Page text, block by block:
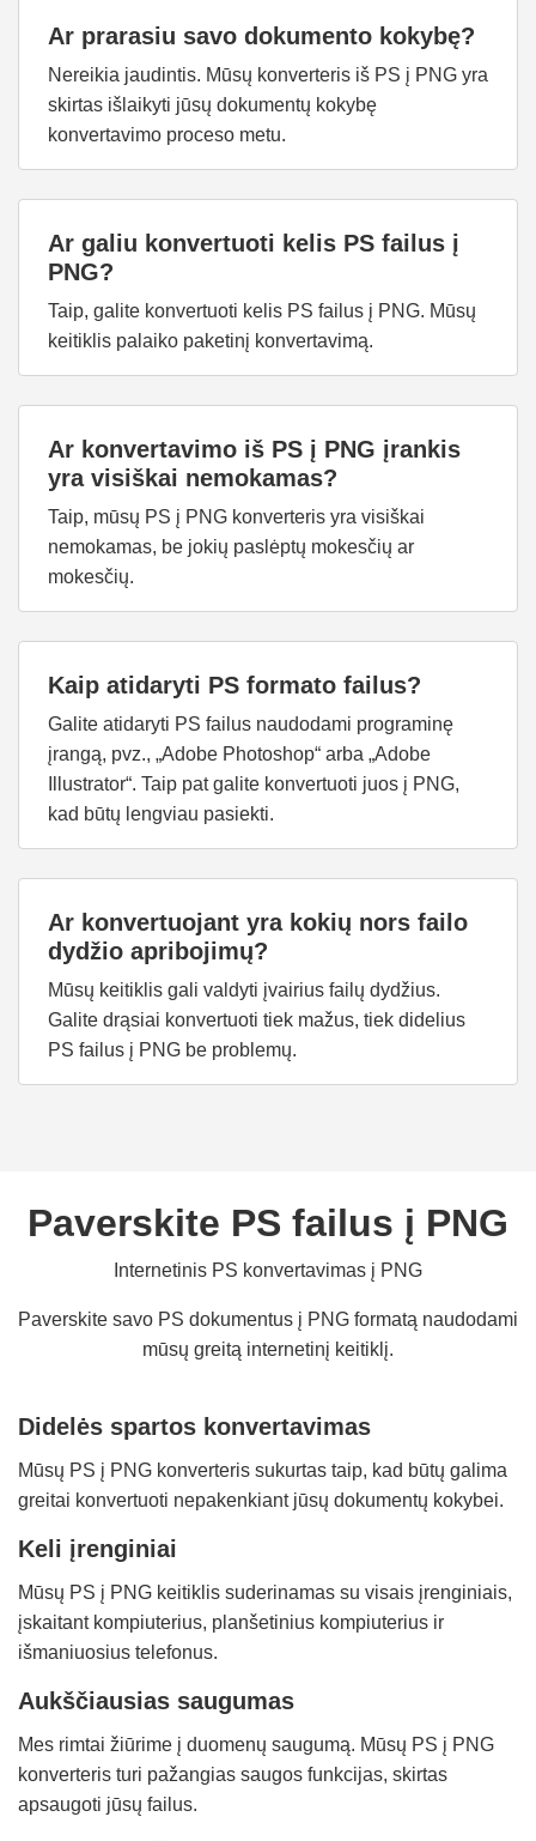
Ar prarasiu savo dokumento kokybę?
Nereikia jaudintis. Mūsų konverteris iš PS į PNG yra
skirtas išlaikyti jūsų dokumentų kokybę
konvertavimo proceso metu.
Ar galiu konvertuoti kelis PS failus į
PNG?
Taip, galite konvertuoti kelis PS failus į PNG. Mūsų
keitiklis palaiko paketinį konvertavimą.
Ar konvertavimo iš PS į PNG įrankis
yra visiškai nemokamas?
Taip, mūsų PS į PNG konverteris yra visiškai
nemokamas, be jokių paslėptų mokesčių ar
mokesčių.
Kaip atidaryti PS formato failus?
Galite atidaryti PS failus naudodami programinę
įrangą, pvz., „Adobe Photoshop“ arba „Adobe
Illustrator“. Taip pat galite konvertuoti juos į PNG,
kad būtų lengviau pasiekti.
Ar konvertuojant yra kokių nors failo
dydžio apribojimų?
Mūsų keitiklis gali valdyti įvairius failų dydžius.
Galite drąsiai konvertuoti tiek mažus, tiek didelius
PS failus į PNG be problemų.
Paverskite PS failus į PNG
Internetinis PS konvertavimas į PNG
Paverskite savo PS dokumentus į PNG formatą naudodami
mūsų greitą internetinį keitiklį.
Didelės spartos konvertavimas
Mūsų PS į PNG konverteris sukurtas taip, kad būtų galima
greitai konvertuoti nepakenkiant jūsų dokumentų kokybei.
Keli įrenginiai
Mūsų PS į PNG keitiklis suderinamas su visais įrenginiais,
įskaitant kompiuterius, planšetinius kompiuterius ir
išmaniuosius telefonus.
Aukščiausias saugumas
Mes rimtai žiūrime į duomenų saugumą. Mūsų PS į PNG
konverteris turi pažangias saugos funkcijas, skirtas
apsaugoti jūsų failus.